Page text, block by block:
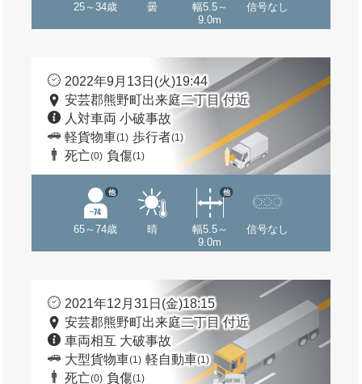
25～34歳 曇
幅5.5～
9.0m
信号なし
2022年9月13日(火)19:44
安芸郡熊野町出来庭二丁目 付近
人対車両 小破事故
軽貨物車(1) 歩行者(1)
死亡(0) 負傷(1)
65～74歳
他
晴
幅5.5～
9.0m
他
信号なし
2021年12月31日(金)18:15
安芸郡熊野町出来庭二丁目 付近
車両相互 大破事故
大型貨物車(1) 軽自動車(1)
死亡(0) 負傷(1)